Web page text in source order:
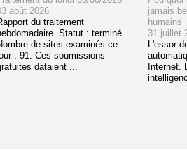
août 2026
du traitement
Statut : terminé
de sites examinés ce
: 91. Ces soumissions
dataient ...
jamais
humains
31 juillet
L'essor
Internet.